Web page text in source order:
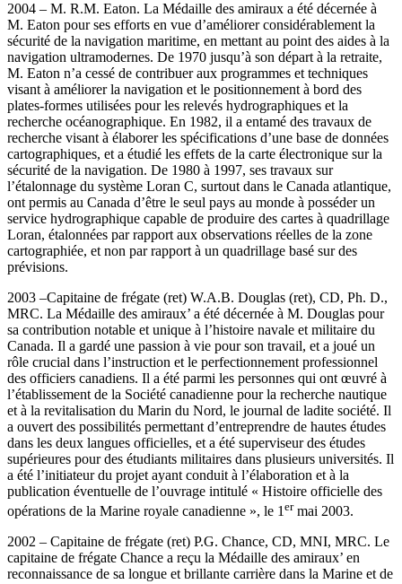
2004 – M. R.M. Eaton. La Médaille des amiraux a été décernée à
M. Eaton pour ses efforts en vue d’améliorer considérablement la
sécurité de la navigation maritime, en mettant au point des aides à la
navigation ultramodernes. De 1970 jusqu’à son départ à la retraite,
M. Eaton n’a cessé de contribuer aux programmes et techniques
visant à améliorer la navigation et le positionnement à bord des
plates-formes utilisées pour les relevés hydrographiques et la
recherche océanographique. En 1982, il a entamé des travaux de
recherche visant à élaborer les spécifications d’une base de données
cartographiques, et a étudié les effets de la carte électronique sur la
sécurité de la navigation. De 1980 à 1997, ses travaux sur
l’étalonnage du système Loran C, surtout dans le Canada atlantique,
ont permis au Canada d’être le seul pays au monde à posséder un
service hydrographique capable de produire des cartes à quadrillage
Loran, étalonnées par rapport aux observations réelles de la zone
cartographiée, et non par rapport à un quadrillage basé sur des
prévisions.
2003 –Capitaine de frégate (ret) W.A.B. Douglas (ret), CD, Ph. D.,
MRC. La Médaille des amiraux’ a été décernée à M. Douglas pour
sa contribution notable et unique à l’histoire navale et militaire du
Canada. Il a gardé une passion à vie pour son travail, et a joué un
rôle crucial dans l’instruction et le perfectionnement professionnel
des officiers canadiens. Il a été parmi les personnes qui ont œuvré à
l’établissement de la Société canadienne pour la recherche nautique
et à la revitalisation du Marin du Nord, le journal de ladite société. Il
a ouvert des possibilités permettant d’entreprendre de hautes études
dans les deux langues officielles, et a été superviseur des études
supérieures pour des étudiants militaires dans plusieurs universités. Il
a été l’initiateur du projet ayant conduit à l’élaboration et à la
publication éventuelle de l’ouvrage intitulé « Histoire officielle des
opérations de la Marine royale canadienne », le 1ermai 2003.
2002 – Capitaine de frégate (ret) P.G. Chance, CD, MNI, MRC. Le
capitaine de frégate Chance a reçu la Médaille des amiraux’ en
reconnaissance de sa longue et brillante carrière dans la Marine et de